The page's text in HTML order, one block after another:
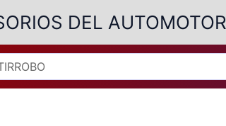
DEL AUTOMOTOR